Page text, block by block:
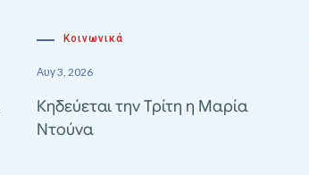
Κοινωνικά
Αυγ 3, 2026
Κηδεύεται την Τρίτη η Μαρία
Ντούνα